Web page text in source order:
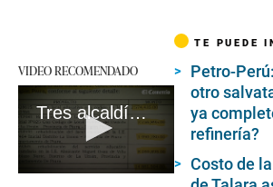
VIDEO RECOMENDADO
Tres alcaldías obtuvieron S/18 mlls. tras visitas al despacho de Bermejo #VideosEC #UI
TE PUEDE
Petro-
otro
ya
refinería?
Costo de